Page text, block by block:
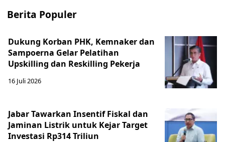
Berita Populer
Dukung Korban PHK, Kemnaker dan
Sampoerna Gelar Pelatihan
Upskilling dan Reskilling Pekerja
16 Juli 2026
Jabar Tawarkan Insentif Fiskal dan
Jaminan Listrik untuk Kejar Target
Investasi Rp314 Triliun